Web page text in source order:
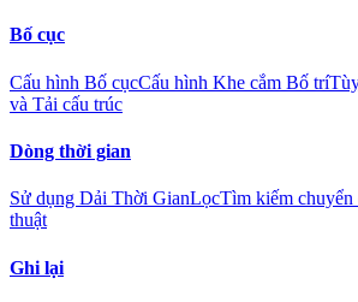
Bố cục
Cấu hình Bố cụcCấu hình Khe cắm Bố trí
và Tải cấu trúc
Dòng thời gian
Sử dụng Dải Thời GianLọcTìm kiếm chuyển
thuật
Ghi lại